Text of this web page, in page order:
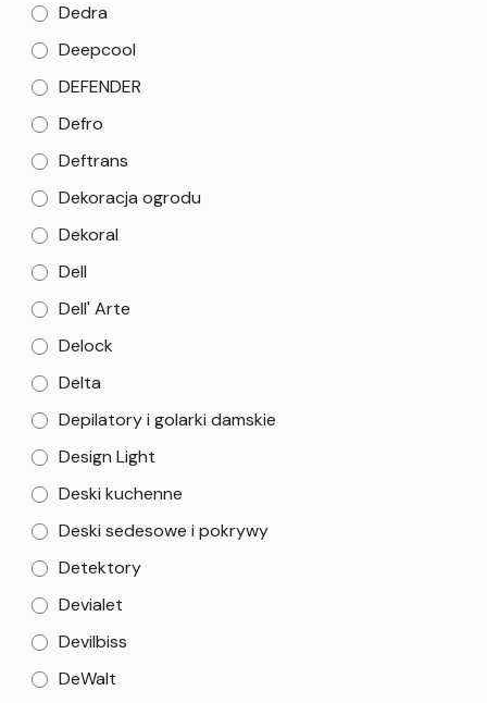
Dedra
Deepcool
DEFENDER
Defro
Deftrans
Dekoracja ogrodu
Dekoral
Dell
Dell' Arte
Delock
Delta
Depilatory i golarki damskie
Design Light
Deski kuchenne
Deski sedesowe i pokrywy
Detektory
Devialet
Devilbiss
DeWalt